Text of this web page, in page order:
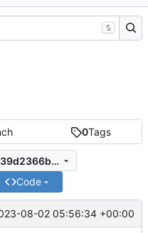
0Tags
33007153b82d19f4035bd6ca39d2366b0d491582
Code
08-02 05:56:34 +00:00
S